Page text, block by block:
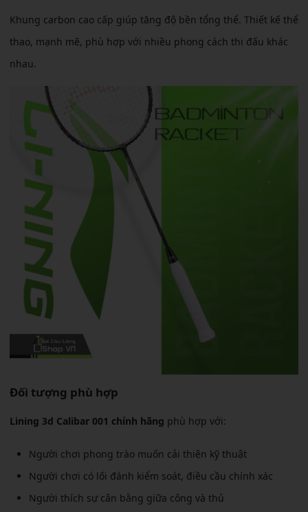
Khung carbon cao cấp giúp tăng độ bền tổng thể. Thiết kế thể
thao, mạnh mẽ, phù hợp với nhiều phong cách thi đấu khác
nhau.
Đối tượng phù hợp
Lining 3d Calibar 001 chính hãng phù hợp với:
Người chơi phong trào muốn cải thiện kỹ thuật
Người chơi có lối đánh kiểm soát, điều cầu chính xác
Người thích sự cân bằng giữa công và thủ